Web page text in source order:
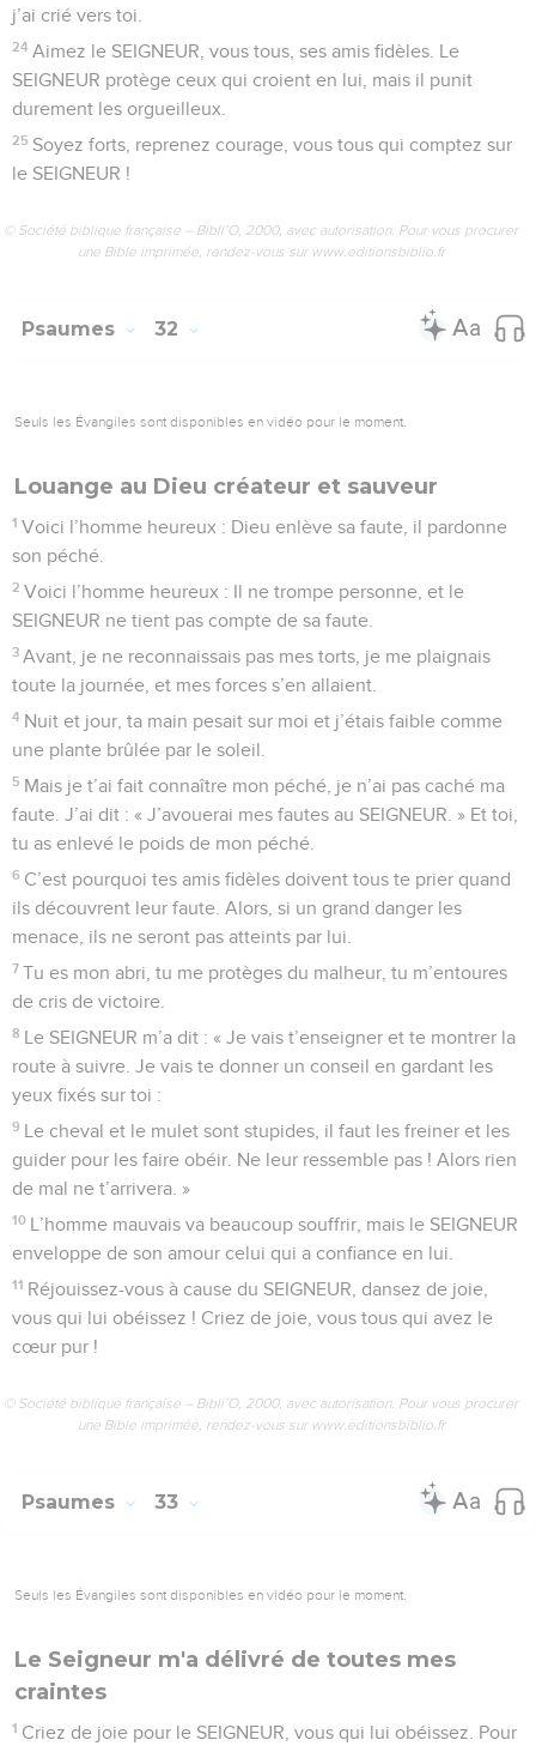
j’ai crié vers toi.
24 Aimez le SEIGNEUR, vous tous, ses amis fidèles. Le
SEIGNEUR protège ceux qui croient en lui, mais il punit
durement les orgueilleux.
25 Soyez forts, reprenez courage, vous tous qui comptez sur
le SEIGNEUR !
© Société biblique française – Bibli’O, 2000, avec autorisation. Pour vous procurer
une Bible imprimée, rendez-vous sur www.editionsbiblio.fr
Psaumes 32
Seuls les Évangiles sont disponibles en vidéo pour le moment.
Louange au Dieu créateur et sauveur
1 Voici l’homme heureux : Dieu enlève sa faute, il pardonne
son péché.
2 Voici l’homme heureux : Il ne trompe personne, et le
SEIGNEUR ne tient pas compte de sa faute.
3 Avant, je ne reconnaissais pas mes torts, je me plaignais
toute la journée, et mes forces s’en allaient.
4 Nuit et jour, ta main pesait sur moi et j’étais faible comme
une plante brûlée par le soleil.
5 Mais je t’ai fait connaître mon péché, je n’ai pas caché ma
faute. J’ai dit : « J’avouerai mes fautes au SEIGNEUR. » Et toi,
tu as enlevé le poids de mon péché.
6 C’est pourquoi tes amis fidèles doivent tous te prier quand
ils découvrent leur faute. Alors, si un grand danger les
menace, ils ne seront pas atteints par lui.
7 Tu es mon abri, tu me protèges du malheur, tu m’entoures
de cris de victoire.
8 Le SEIGNEUR m’a dit : « Je vais t’enseigner et te montrer la
route à suivre. Je vais te donner un conseil en gardant les
yeux fixés sur toi :
9 Le cheval et le mulet sont stupides, il faut les freiner et les
guider pour les faire obéir. Ne leur ressemble pas ! Alors rien
de mal ne t’arrivera. »
10 L’homme mauvais va beaucoup souffrir, mais le SEIGNEUR
enveloppe de son amour celui qui a confiance en lui.
11 Réjouissez-vous à cause du SEIGNEUR, dansez de joie,
vous qui lui obéissez ! Criez de joie, vous tous qui avez le
cœur pur !
© Société biblique française – Bibli’O, 2000, avec autorisation. Pour vous procurer
une Bible imprimée, rendez-vous sur www.editionsbiblio.fr
Psaumes 33
Seuls les Évangiles sont disponibles en vidéo pour le moment.
Le Seigneur m'a délivré de toutes mes
craintes
1 Criez de joie pour le SEIGNEUR, vous qui lui obéissez. Pour